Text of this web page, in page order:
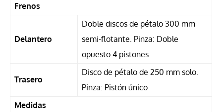
Frenos
Delantero
Doble discos de pétalo 300 mm
semi-flotante. Pinza: Doble
opuesto 4 pistones
Trasero
Disco de pétalo de 250 mm solo.
Pinza: Pistón único
Medidas